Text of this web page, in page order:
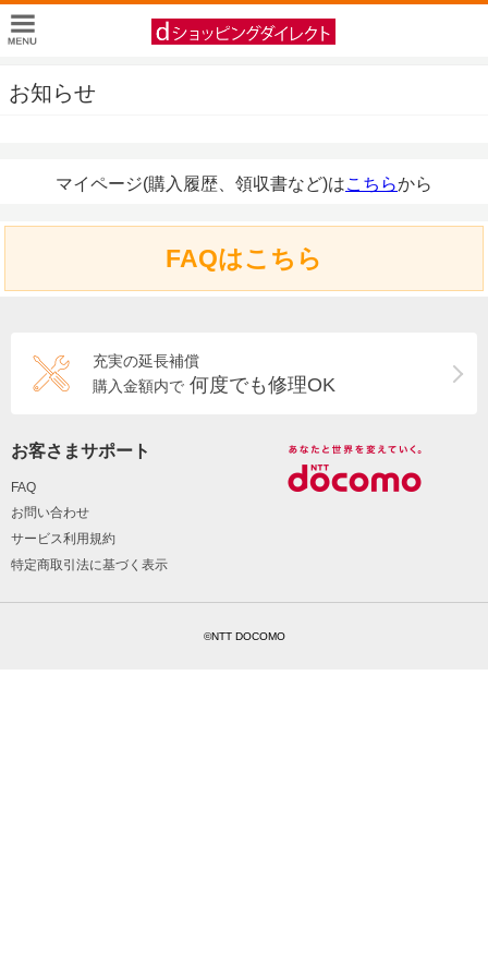
お知らせ
マイページ(購入履歴、領収書など)はこちらから
FAQはこちら
充実の延長補償
購入金額内で 何度でも修理OK
お客さまサポート
FAQ
お問い合わせ
サービス利用規約
特定商取引法に基づく表示
©NTT DOCOMO